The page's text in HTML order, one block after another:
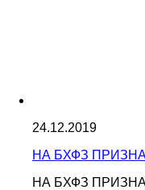
24.12.2019
НА БХФЗ
НА БХФЗ